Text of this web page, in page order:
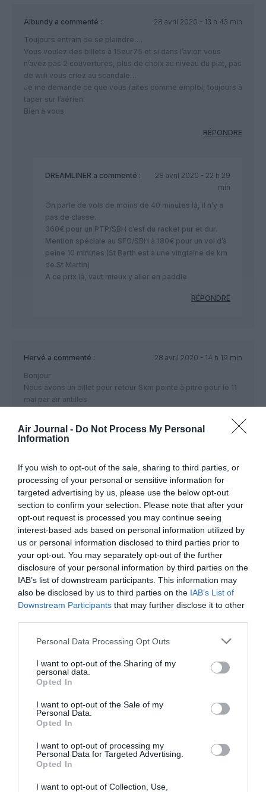
Air Journal - Do Not Process My Personal
Information
If you wish to opt-out of the sale, sharing to third parties, or
processing of your personal or sensitive information for
targeted advertising by us, please use the below opt-out
section to confirm your selection. Please note that after your
opt-out request is processed you may continue seeing
interest-based ads based on personal information utilized by
us or personal information disclosed to third parties prior to
your opt-out. You may separately opt-out of the further
disclosure of your personal information by third parties on the
IAB’s list of downstream participants. This information may
also be disclosed by us to third parties on the IAB’s List of
Downstream Participants that may further disclose it to other
Personal Data Processing Opt Outs
I want to opt-out of the Sharing of my
personal data.
Opted In
I want to opt-out of the Sale of my
Personal Data.
Opted In
I want to opt-out of processing my
Personal Data for Targeted Advertising.
Opted In
I want to opt-out of Collection, Use,
Albundy a commenté :
28 avril 2020 - 13 h 43 min
Toujours entrain de se plaindre….
Vous voulez des billets à 15eur75 et si dans l’avion vous
n’avez pas 2 couvertures, plus de choix au niveau du plat, pas
de wifi vous criez au scandale…
Je me demande ce que vous faites comme emploi, toujours à
taper sur l’aérien.
Bien à vous
RÉPONDRE
DREAMLINER a commenté :
28 avril 2020 - 22 h 29
min
On parle de vols de moins de 40 minutes là, il n’y a
pas de classe.
360€ pour un PTP/SBH c’est du racket pur et dur.
Mention spéciale au SFG/SBH à 180€ pour un vol d’à
peine 10 minutes (St Barth est à une vingtaine de km
de St Martin)
A ce prix là, vaut mieux y aller en paddle
RÉPONDRE
Hervé a commenté :
28 avril 2020 - 14 h 19 min
Bonjour
Nous avons un billet pour retour Sxm pointe à pitre pour le 11
mai par air antilles
continue malgré tout merci de votre réponse rapide
Cordialement
RÉPONDRE
Yanna commenté :
28 avril 2020 - 16 h 10 min
@Albundy vous parlez de choses que vous ne connaissez
pas, Air Caraïbes ne fournit sur ces vols même pas un verre
d’eau, alors oui ses tarifs sont exagérés. Les tarifs Simply
avaient été mis pour concurrencer Ava air,mais depuis que
celle ci ne vole plus, plus besoin de proposer ses tarifs
RÉPONDRE
@Yann qui vous dit que je ne suis pas salarié d’une de ses
boîtes donc oui je sais que vous comment fonctionne l’aérien
supprimé le service sur ces vols intérieurs
malheureusement, mais vendre des billets à moins de 50eur
ou à moins que ça faut pas déconner.
une zone de fortes turbulences et ça serait un réel plaisir de
vous avoir à bord sur un vol transatlantique.